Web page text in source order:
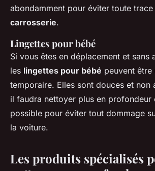
abondamment pour éviter toute
carrosserie.
Lingettes pour bébé
Si vous êtes en déplacement et sans
les lingettes pour bébé peuvent être
temporaire. Elles sont douces et non
il faudra nettoyer plus en profondeur
possible pour éviter tout dommage
la voiture.
Les produits spécialisés